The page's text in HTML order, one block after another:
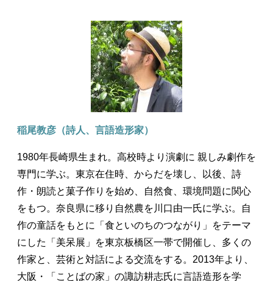
稲尾教彦（詩人、言語造形家）
1980年長崎県生まれ。高校時より演劇に 親しみ劇作を
専門に学ぶ。東京在住時、からだを壊し、以後、詩
作・朗読と菓子作りを始め、自然食、環境問題に関心
をもつ。奈良県に移り自然農を川口由一氏に学ぶ。自
作の童話をもとに「食といのちのつながり」をテーマ
にした「美呆展」を東京板橋区一帯で開催し、多くの
作家と、芸術と対話による交流をする。2013年より、
大阪・「ことばの家」の諏訪耕志氏に言語造形を学